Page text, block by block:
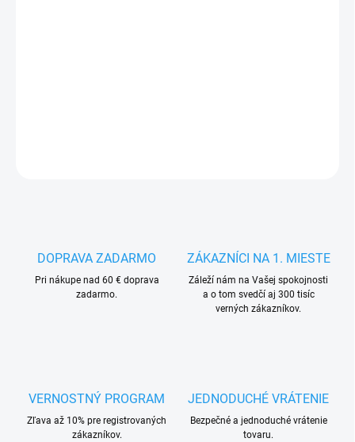
DOPRAVA ZADARMO
Pri nákupe nad 60 € doprava
zadarmo.
ZÁKAZNÍCI NA 1. MIESTE
Záleží nám na Vašej spokojnosti
a o tom svedčí aj 300 tisíc
verných zákazníkov.
VERNOSTNÝ PROGRAM
Zľava až 10% pre registrovaných
zákazníkov.
JEDNODUCHÉ VRÁTENIE
Bezpečné a jednoduché vrátenie
tovaru.